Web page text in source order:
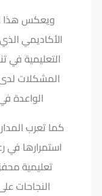
ويعكس هذا
الأكاديمي
التعليمية في
المشكلات
الواعدة
كما تعرب
استمرارها في
تعليمية
النجاحات